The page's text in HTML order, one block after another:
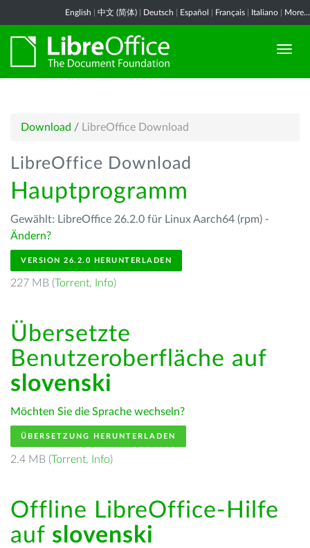
English 中文 (简体) Deutsch Español Français Italiano More...
Download / LibreOffice Download
LibreOffice Download
Hauptprogramm
Gewählt: LibreOffice 26.2.0 für Linux Aarch64 (rpm) -
Ändern?
VERSION 26.2.0 HERUNTERLADEN
227 MB (Torrent, Info)
Übersetzte
Benutzeroberfläche auf
slovenski
Möchten Sie die Sprache wechseln?
ÜBERSETZUNG HERUNTERLADEN
2.4 MB (Torrent, Info)
Offline LibreOffice-Hilfe
auf slovenski